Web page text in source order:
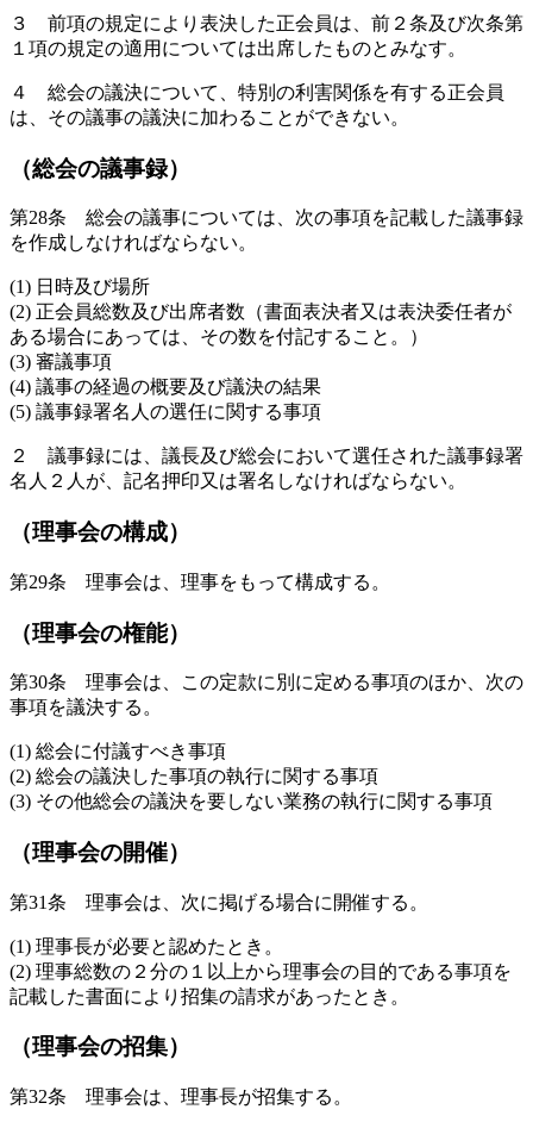
３ 前項の規定により表決した正会員は、前２条及び次条第
１項の規定の適用については出席したものとみなす。
４ 総会の議決について、特別の利害関係を有する正会員
は、その議事の議決に加わることができない。
（総会の議事録）
第28条 総会の議事については、次の事項を記載した議事録
を作成しなければならない。
(1) 日時及び場所
(2) 正会員総数及び出席者数（書面表決者又は表決委任者が
ある場合にあっては、その数を付記すること。）
(3) 審議事項
(4) 議事の経過の概要及び議決の結果
(5) 議事録署名人の選任に関する事項
２ 議事録には、議長及び総会において選任された議事録署
名人２人が、記名押印又は署名しなければならない。
（理事会の構成）
第29条 理事会は、理事をもって構成する。
（理事会の権能）
第30条 理事会は、この定款に別に定める事項のほか、次の
事項を議決する。
(1) 総会に付議すべき事項
(2) 総会の議決した事項の執行に関する事項
(3) その他総会の議決を要しない業務の執行に関する事項
（理事会の開催）
第31条 理事会は、次に掲げる場合に開催する。
(1) 理事長が必要と認めたとき。
(2) 理事総数の２分の１以上から理事会の目的である事項を
記載した書面により招集の請求があったとき。
（理事会の招集）
第32条 理事会は、理事長が招集する。